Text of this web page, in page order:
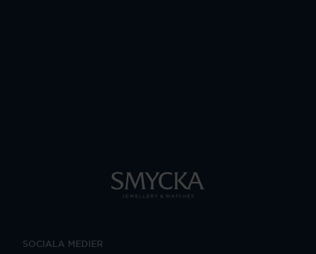
SOCIALA MEDIER